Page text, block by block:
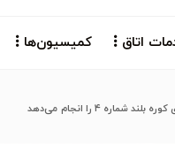
اتاق کمیسیون‌ها
۴ را انجام می‌دهد